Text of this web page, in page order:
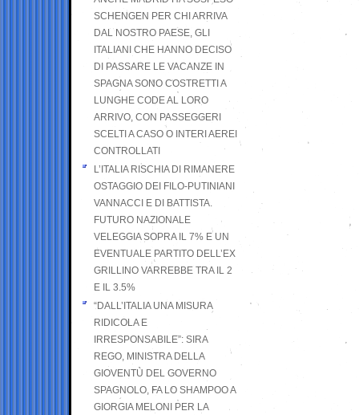
SCHENGEN PER CHI ARRIVA
DAL NOSTRO PAESE, GLI
ITALIANI CHE HANNO DECISO
DI PASSARE LE VACANZE IN
SPAGNA SONO COSTRETTI A
LUNGHE CODE AL LORO
ARRIVO, CON PASSEGGERI
SCELTI A CASO O INTERI AEREI
CONTROLLATI
L’ITALIA RISCHIA DI RIMANERE
OSTAGGIO DEI FILO-PUTINIANI
VANNACCI E DI BATTISTA.
FUTURO NAZIONALE
VELEGGIA SOPRA IL 7% E UN
EVENTUALE PARTITO DELL’EX
GRILLINO VARREBBE TRA IL 2
E IL 3.5%
“DALL’ITALIA UNA MISURA
RIDICOLA E
IRRESPONSABILE”: SIRA
REGO, MINISTRA DELLA
GIOVENTÙ DEL GOVERNO
SPAGNOLO, FA LO SHAMPOO A
GIORGIA MELONI PER LA